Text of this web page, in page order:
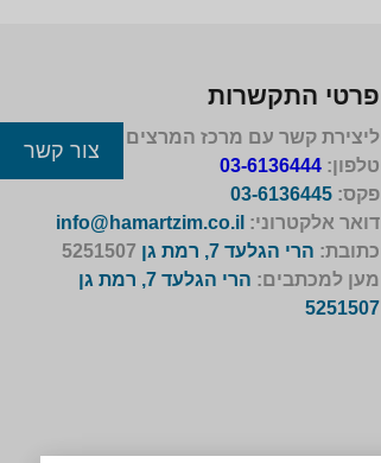
פרטי התקשרות
ליצירת קשר עם מרכז המרצים לישראל
טלפון:03-6136444
פקס:03-6136445
דואר אלקטרוני: info@hamartzim.co.il
כתובת: הרי הגלעד 7, רמת גן
מען למכתבים:
הרי הגלעד 7, רמת גן
5251507
צור קשר